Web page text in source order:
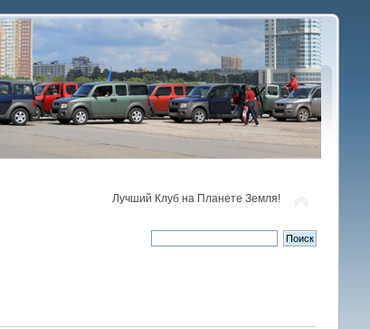
Лучший Клуб на Планете Земля!